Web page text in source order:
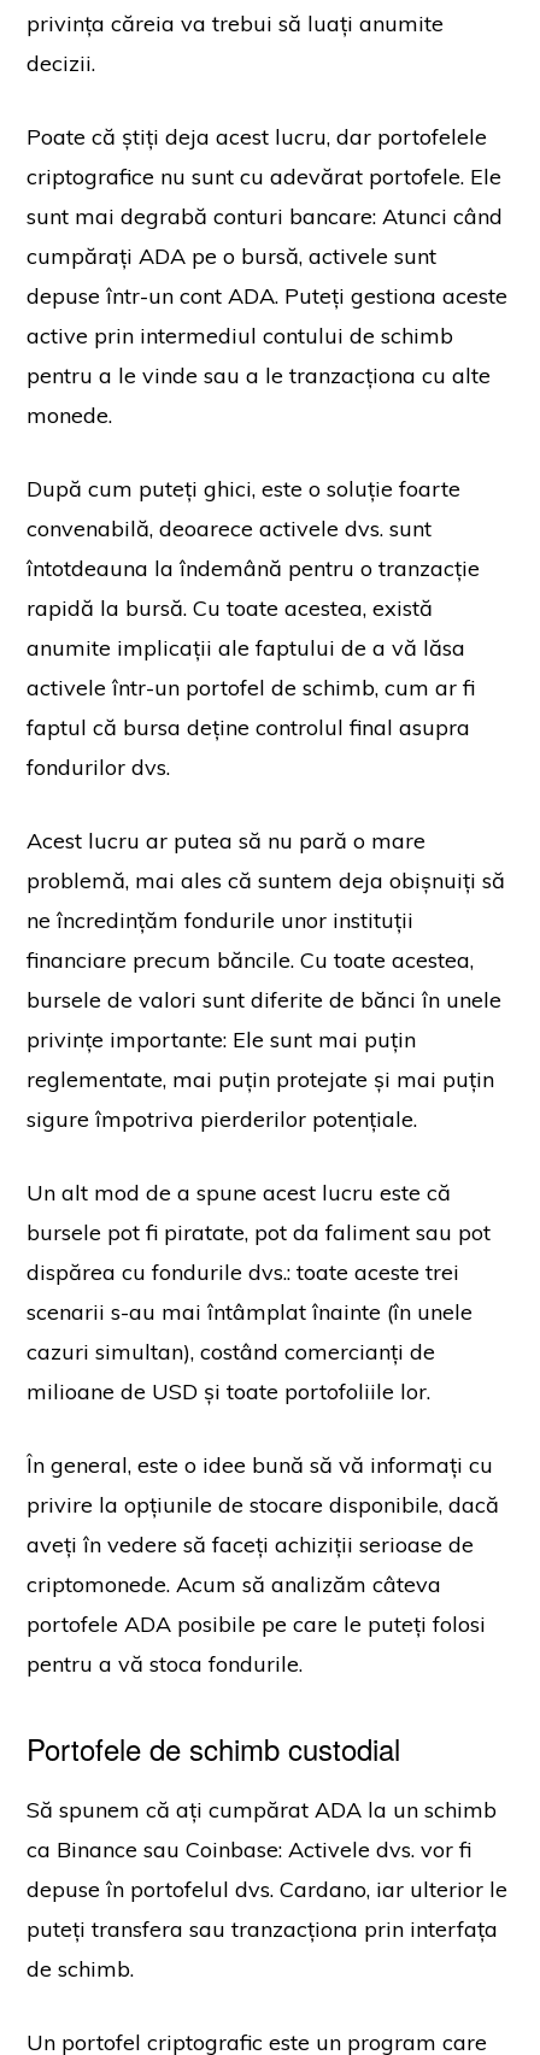
privința căreia va trebui să luați anumite
decizii.
Poate că știți deja acest lucru, dar portofelele
criptografice nu sunt cu adevărat portofele. Ele
sunt mai degrabă conturi bancare: Atunci când
cumpărați ADA pe o bursă, activele sunt
depuse într-un cont ADA. Puteți gestiona aceste
active prin intermediul contului de schimb
pentru a le vinde sau a le tranzacționa cu alte
monede.
După cum puteți ghici, este o soluție foarte
convenabilă, deoarece activele dvs. sunt
întotdeauna la îndemână pentru o tranzacție
rapidă la bursă. Cu toate acestea, există
anumite implicații ale faptului de a vă lăsa
activele într-un portofel de schimb, cum ar fi
faptul că bursa deține controlul final asupra
fondurilor dvs.
Acest lucru ar putea să nu pară o mare
problemă, mai ales că suntem deja obișnuiți să
ne încredințăm fondurile unor instituții
financiare precum băncile. Cu toate acestea,
bursele de valori sunt diferite de bănci în unele
privințe importante: Ele sunt mai puțin
reglementate, mai puțin protejate și mai puțin
sigure împotriva pierderilor potențiale.
Un alt mod de a spune acest lucru este că
bursele pot fi piratate, pot da faliment sau pot
dispărea cu fondurile dvs.: toate aceste trei
scenarii s-au mai întâmplat înainte (în unele
cazuri simultan), costând comercianți de
milioane de USD și toate portofoliile lor.
În general, este o idee bună să vă informați cu
privire la opțiunile de stocare disponibile, dacă
aveți în vedere să faceți achiziții serioase de
criptomonede. Acum să analizăm câteva
portofele ADA posibile pe care le puteți folosi
pentru a vă stoca fondurile.
Portofele de schimb custodial
Să spunem că ați cumpărat ADA la un schimb
ca Binance sau Coinbase: Activele dvs. vor fi
depuse în portofelul dvs. Cardano, iar ulterior le
puteți transfera sau tranzacționa prin interfața
de schimb.
Un portofel criptografic este un program care